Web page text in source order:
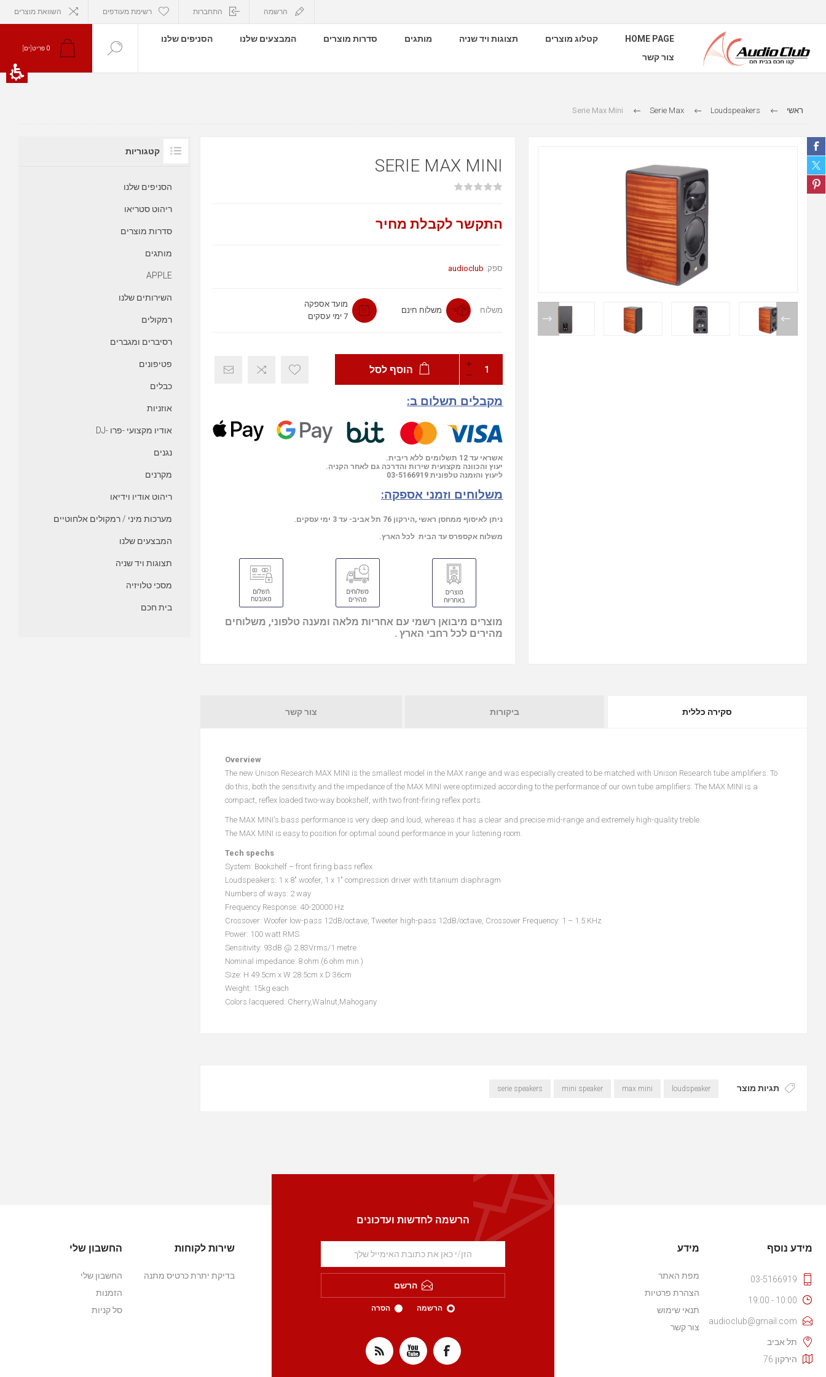
הרשמה התחברות רשימת מעודפים השוואת מוצרים
HOME PAGE קטלוג מוצרים תצוגות ויד שניה מותגים סדרות מוצרים המבצעים שלנו
הסניפים שלנו
צור קשר
0 פריט[ים]
ראשי Loudspeakers
Serie Max
Serie Max Mini
SERIE MAX MINI
התקשר לקבלת מחיר
ספק: audioclub
משלוח משלוח חינם
מועד אספקה
7 ימי עסקים
הוסף לסל
מקבלים תשלום ב:
אשראי עד 12 תשלומים ללא ריבית.
יעוץ והכוונה מקצועית שירות והדרכה גם לאחר הקניה.
ליעוץ והזמנה טלפונית 03-5166919
משלוחים וזמני אספקה:
ניתן לאיסוף ממחסן ראשי ,הירקון 76 תל אביב- עד 3 ימי עסקים.
משלוח אקספרס עד הבית לכל הארץ.
מוצרים מיבואן רשמי עם אחריות מלאה ומענה טלפוני, משלוחים
מהירים לכל רחבי הארץ .
סקירה כללית ביקורות צור קשר
Overview
The new Unison Research MAX MINI is the smallest model in the MAX range and was especially created to be matched with Unison Research tube amplifiers. To
do this, both the sensitivity and the impedance of the MAX MINI were optimized according to the performance of our own tube amplifiers. The MAX MINI is a
compact, reflex loaded two-way bookshelf, with two front-firing reflex ports.
The MAX MINI's bass performance is very deep and loud, whereas it has a clear and precise mid-range and extremely high-quality treble.
The MAX MINI is easy to position for optimal sound performance in your listening room.
Tech spechs
System: Bookshelf – front firing bass reflex
Loudspeakers: 1 x 8" woofer, 1 x 1" compression driver with titanium diaphragm
Numbers of ways: 2 way
Frequency Response: 40-20000 Hz
Crossover: Woofer low-pass 12dB/octave, Tweeter high-pass 12dB/octave, Crossover Frequency: 1 – 1.5 KHz
Power: 100 watt RMS
Sensitivity: 93dB @ 2.83Vrms/1 metre
Nominal impedance: 8 ohm (6 ohm min.)
Size: H 49.5cm x W 28.5cm x D 36cm
Weight: 15kg each
Colors lacquered: Cherry,Walnut,Mahogany
תגיות מוצר loudspeaker
max mini
mini speaker
serie speakers
קטגוריות
הסניפים שלנו
ריהוט סטריאו
סדרות מוצרים
מותגים
APPLE
השירותים שלנו
רמקולים
רסיברים ומגברים
פטיפונים
כבלים
אוזניות
אודיו מקצועי -פרו -DJ
נגנים
מקרנים
ריהוט אודיו וידיאו
מערכות מיני / רמקולים אלחוטיים
המבצעים שלנו
תצוגות ויד שניה
מסכי טלויזיה
בית חכם
הרשמה לחדשות ועדכונים
הרשם
הרשמה הסרה
מידע נוסף
03-5166919
10:00 - 19:00
audioclub@gmail.com
תל אביב
הירקון 76
מידע
מפת האתר
הצהרת פרטיות
תנאי שימוש
צור קשר
שירות לקוחות
בדיקת יתרת כרטיס מתנה
החשבון שלי
החשבון שלי
הזמנות
סל קניות